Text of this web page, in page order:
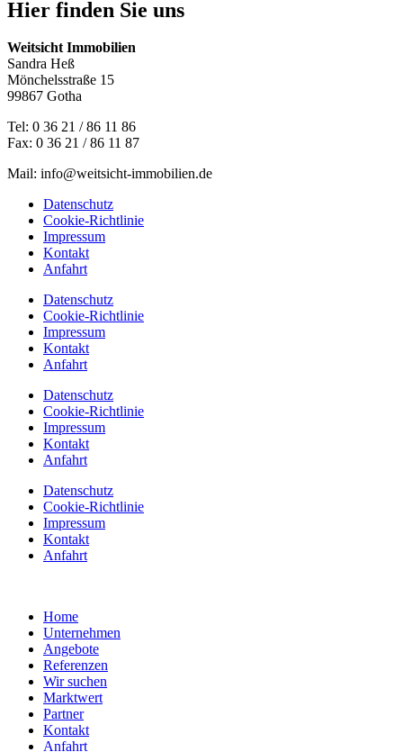
Hier finden Sie uns
Weitsicht Immobilien
Sandra Heß
Mönchelsstraße 15
99867 Gotha
Tel: 0 36 21 / 86 11 86
Fax: 0 36 21 / 86 11 87
Mail: info@weitsicht-immobilien.de
Datenschutz
Cookie-Richtlinie
Impressum
Kontakt
Anfahrt
Datenschutz
Cookie-Richtlinie
Impressum
Kontakt
Anfahrt
Datenschutz
Cookie-Richtlinie
Impressum
Kontakt
Anfahrt
Datenschutz
Cookie-Richtlinie
Impressum
Kontakt
Anfahrt
Home
Unternehmen
Angebote
Referenzen
Wir suchen
Marktwert
Partner
Kontakt
Anfahrt